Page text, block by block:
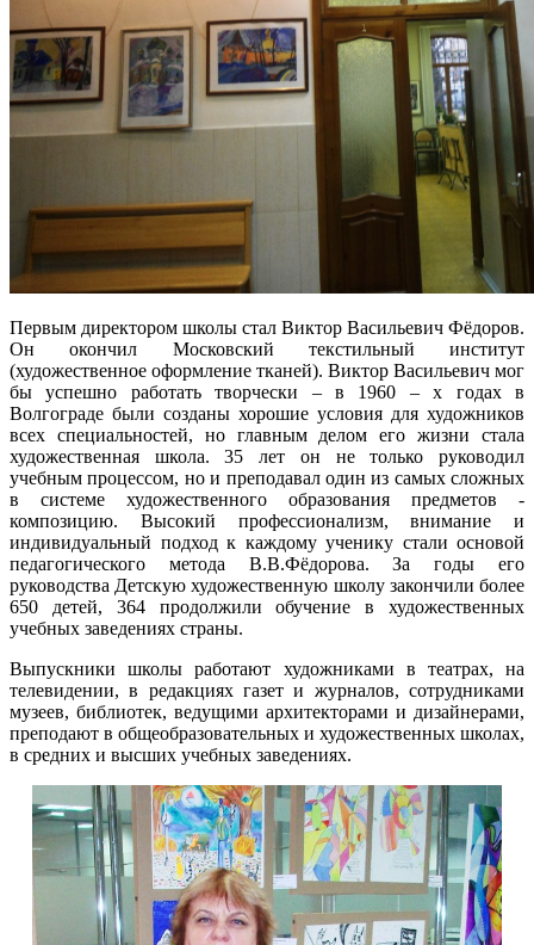
Первым директором школы стал Виктор Васильевич Фёдоров.
Он окончил Московский текстильный институт
(художественное оформление тканей). Виктор Васильевич мог
бы успешно работать творчески – в 1960 – х годах в
Волгограде были созданы хорошие условия для художников
всех специальностей, но главным делом его жизни стала
художественная школа. 35 лет он не только руководил
учебным процессом, но и преподавал один из самых сложных
в системе художественного образования предметов -
композицию. Высокий профессионализм, внимание и
индивидуальный подход к каждому ученику стали основой
педагогического метода В.В.Фёдорова. За годы его
руководства Детскую художественную школу закончили более
650 детей, 364 продолжили обучение в художественных
учебных заведениях страны.
Выпускники школы работают художниками в театрах, на
телевидении, в редакциях газет и журналов, сотрудниками
музеев, библиотек, ведущими архитекторами и дизайнерами,
преподают в общеобразовательных и художественных школах,
в средних и высших учебных заведениях.